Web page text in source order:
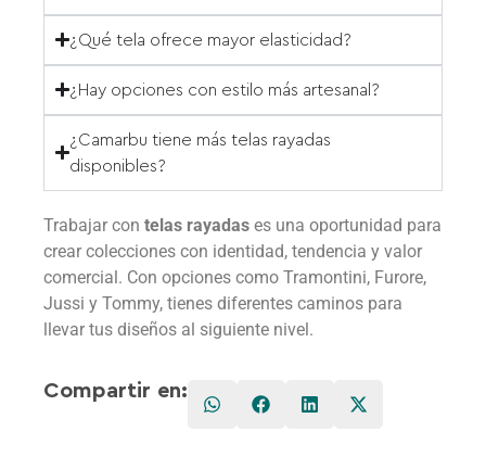
¿Qué tela ofrece mayor elasticidad?
¿Hay opciones con estilo más artesanal?
¿Camarbu tiene más telas rayadas
disponibles?
Trabajar con telas rayadas es una oportunidad para
crear colecciones con identidad, tendencia y valor
comercial. Con opciones como Tramontini, Furore,
Jussi y Tommy, tienes diferentes caminos para
llevar tus diseños al siguiente nivel.
Compartir en: